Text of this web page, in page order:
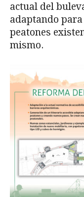
actual del
adaptando
peatones
mismo.